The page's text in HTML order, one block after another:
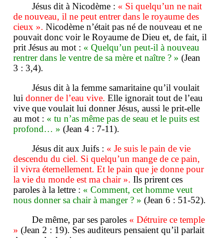
Jésus dit à Nicodème : « Si quelqu’un ne nait
de nouveau, il ne peut entrer dans le royaume des
cieux ». Nicodème n’était pas né de nouveau et ne
pouvait donc voir le Royaume de Dieu et, de fait, il
prit Jésus au mot : « Quelqu’un peut-il à nouveau
rentrer dans le ventre de sa mère et naître ? » (Jean
3 : 3,4).
Jésus dit à la femme samaritaine qu’il voulait
lui donner de l’eau vive. Elle ignorait tout de l’eau
vive que voulait lui donner Jésus, aussi le prit-elle
au mot : « tu n’as même pas de seau et le puits est
profond… » (Jean 4 : 7-11).
Jésus dit aux Juifs : « Je suis le pain de vie
descendu du ciel. Si quelqu’un mange de ce pain,
il vivra éternellement. Et le pain que je donne pour
la vie du monde est ma chair ». Ils prirent ces
paroles à la lettre : « Comment, cet homme veut
nous donner sa chair à manger ? » (Jean 6 : 51-52).
De même, par ses paroles « Détruire ce temple
» (Jean 2 : 19). Ses auditeurs pensaient qu’il parlait